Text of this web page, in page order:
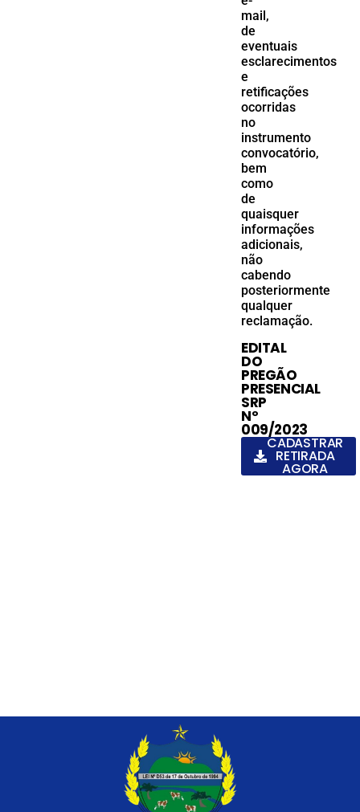
mail,
de
eventuais
esclarecimentos
e
retificações
ocorridas
no
instrumento
convocatório,
bem
como
de
quaisquer
informações
adicionais,
não
cabendo
posteriormente
qualquer
reclamação.
EDITAL
DO
PREGÃO
PRESENCIAL
SRP
Nº
009/2023
CADASTRAR
RETIRADA
AGORA